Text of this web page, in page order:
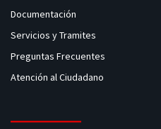
Documentación
Servicios y Tramites
Preguntas Frecuentes
Atención al Ciudadano